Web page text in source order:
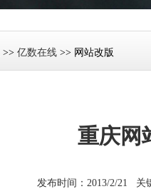
>> 亿数在线 >> 网站改版
重庆网
发布时间：2013/2/21 关